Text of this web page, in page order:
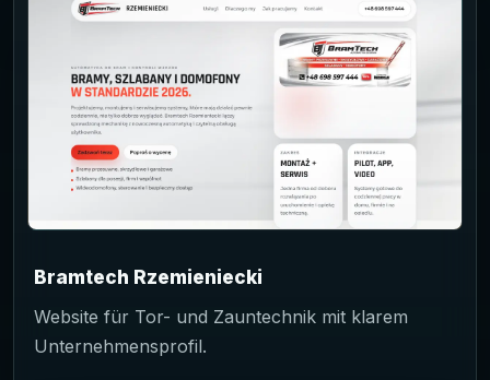
Bramtech Rzemieniecki
Website für Tor- und Zauntechnik mit klarem
Unternehmensprofil.